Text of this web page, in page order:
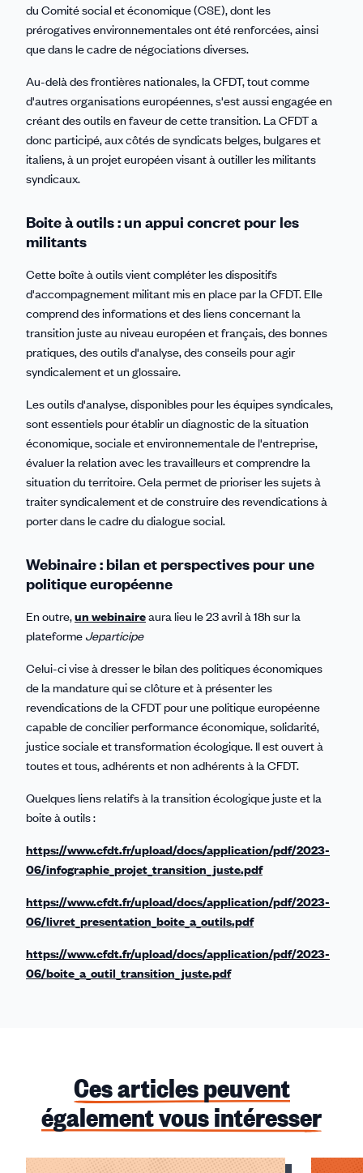
du Comité social et économique (CSE), dont les
prérogatives environnementales ont été renforcées, ainsi
que dans le cadre de négociations diverses.
Au-delà des frontières nationales, la CFDT, tout comme
d'autres organisations européennes, s'est aussi engagée en
créant des outils en faveur de cette transition. La CFDT a
donc participé, aux côtés de syndicats belges, bulgares et
italiens, à un projet européen visant à outiller les militants
syndicaux.
Boite à outils : un appui concret pour les
militants
Cette boîte à outils vient compléter les dispositifs
d'accompagnement militant mis en place par la CFDT. Elle
comprend des informations et des liens concernant la
transition juste au niveau européen et français, des bonnes
pratiques, des outils d'analyse, des conseils pour agir
syndicalement et un glossaire.
Les outils d'analyse, disponibles pour les équipes syndicales,
sont essentiels pour établir un diagnostic de la situation
économique, sociale et environnementale de l'entreprise,
évaluer la relation avec les travailleurs et comprendre la
situation du territoire. Cela permet de prioriser les sujets à
traiter syndicalement et de construire des revendications à
porter dans le cadre du dialogue social.
Webinaire : bilan et perspectives pour une
politique européenne
En outre,un webinaireaura lieu le 23 avril à 18h sur la
plateforme Jeparticipe
Celui-ci vise à dresser le bilan des politiques économiques
de la mandature qui se clôture et à présenter les
revendications de la CFDT pour une politique européenne
capable de concilier performance économique, solidarité,
justice sociale et transformation écologique. Il est ouvert à
toutes et tous, adhérents et non adhérents à la CFDT.
Quelques liens relatifs à la transition écologique juste et la
boite à outils :
https://www.cfdt.fr/upload/docs/application/pdf/2023-
06/infographie_projet_transition_juste.pdf
https://www.cfdt.fr/upload/docs/application/pdf/2023-
06/livret_presentation_boite_a_outils.pdf
https://www.cfdt.fr/upload/docs/application/pdf/2023-
06/boite_a_outil_transition_juste.pdf
Ces articles peuvent
également vous intéresser